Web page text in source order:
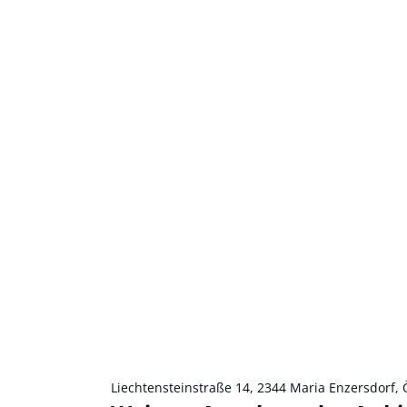
Liechtensteinstraße 14, 2344 Maria Enzersdorf,